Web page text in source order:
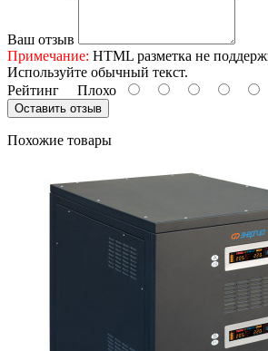
Ваш отзыв
Примечание: HTML разметка не
Используйте обычный текст.
Рейтинг Плохо
Оставить отзыв
Похожие товары